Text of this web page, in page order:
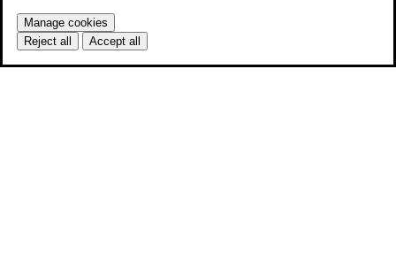
Manage cookies
Reject all
Accept all